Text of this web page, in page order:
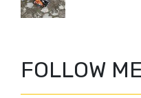
FOLLOW ME